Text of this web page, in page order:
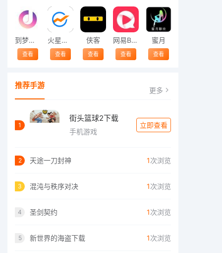
到梦空间管理系统
查看
火星财经
查看
侠客
查看
网易BoBo
查看
蜜月
查看
推荐手游 更多
1
街头篮球2下载
手机游戏
立即查看
2 天途一刀封神 1次浏览
3 混沌与秩序对决 1次浏览
4 圣剑契约 1次浏览
5 新世界的海盗下载 1次浏览